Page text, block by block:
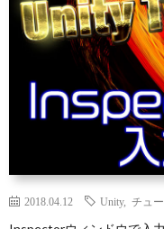
2018.04.12 Unity, チュ